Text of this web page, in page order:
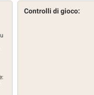
Controlli di gioco: